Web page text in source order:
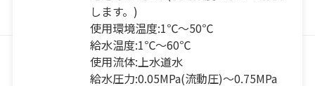
します。)
使用環境温度:1℃～50℃
給水温度:1℃～60℃
使用流体:上水道水
給水圧力:0.05MPa(流動圧)～0.75MPa